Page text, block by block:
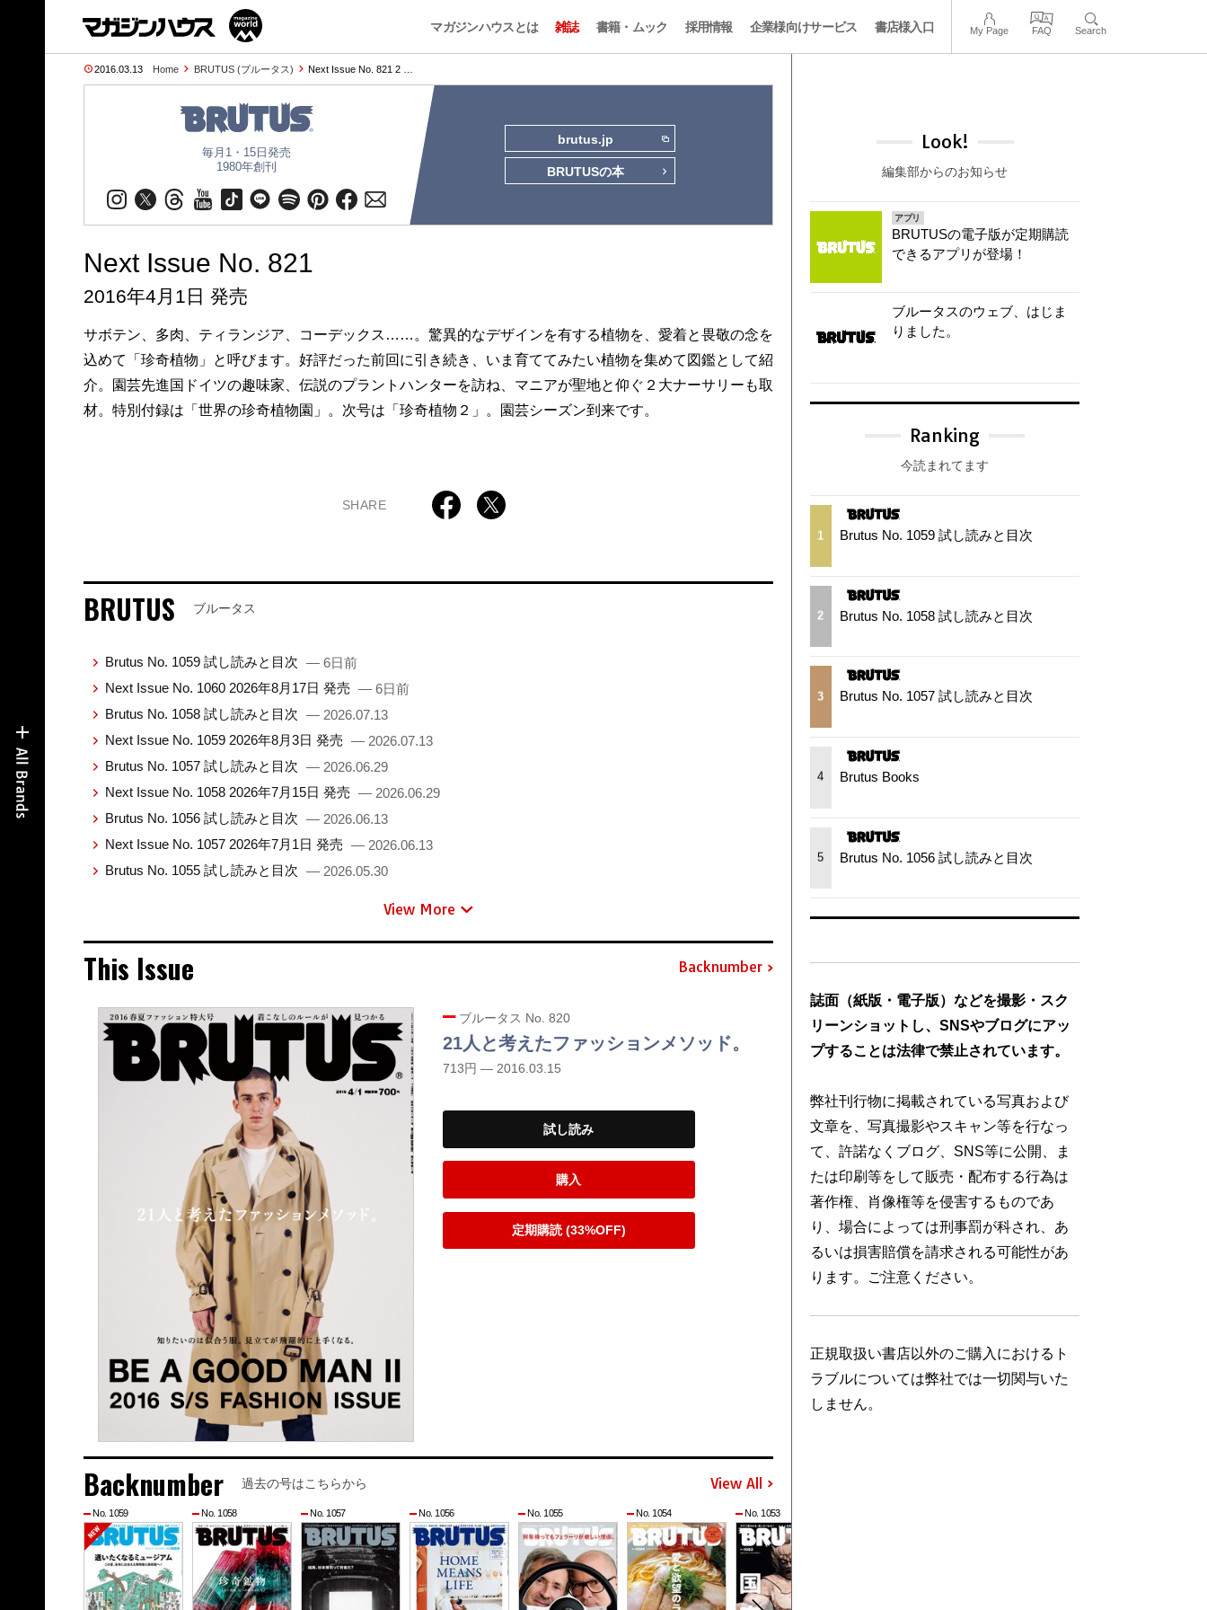
マガジンハウスとは 雑誌 書籍・ムック 採用情報 企業様向けサービス 書店様入口 My Page FAQ Search
2016.03.13 Home BRUTUS (ブルータス) Next Issue No. 821 2 …
毎月1・15日発売
1980年創刊
brutus.jp
BRUTUSの本
Next Issue No. 821
2016年4月1日 発売
サボテン、多肉、ティランジア、コーデックス……。驚異的なデザインを有する植物を、愛着と畏敬の念を
込めて「珍奇植物」と呼びます。好評だった前回に引き続き、いま育ててみたい植物を集めて図鑑として紹
介。園芸先進国ドイツの趣味家、伝説のプラントハンターを訪ね、マニアが聖地と仰ぐ２大ナーサリーも取
材。特別付録は「世界の珍奇植物園」。次号は「珍奇植物２」。園芸シーズン到来です。
SHARE
BRUTUS ブルータス
Brutus No. 1059 試し読みと目次 — 6日前
Next Issue No. 1060 2026年8月17日 発売 — 6日前
Brutus No. 1058 試し読みと目次 — 2026.07.13
Next Issue No. 1059 2026年8月3日 発売 — 2026.07.13
Brutus No. 1057 試し読みと目次 — 2026.06.29
Next Issue No. 1058 2026年7月15日 発売 — 2026.06.29
Brutus No. 1056 試し読みと目次 — 2026.06.13
Next Issue No. 1057 2026年7月1日 発売 — 2026.06.13
Brutus No. 1055 試し読みと目次 — 2026.05.30
View More
This Issue Backnumber
ブルータス No. 820
21人と考えたファッションメソッド。
713円 — 2016.03.15
試し読み
購入
定期購読 (33%OFF)
Backnumber 過去の号はこちらから View All
No. 1059 No. 1058 No. 1057 No. 1056 No. 1055 No. 1054 No. 1053
Look!
編集部からのお知らせ
アプリ
BRUTUSの電子版が定期購読
できるアプリが登場！
ブルータスのウェブ、はじま
りました。
Ranking
今読まれてます
1 Brutus No. 1059 試し読みと目次
2 Brutus No. 1058 試し読みと目次
3 Brutus No. 1057 試し読みと目次
4 Brutus Books
5 Brutus No. 1056 試し読みと目次
誌面（紙版・電子版）などを撮影・スク
リーンショットし、SNSやブログにアッ
プすることは法律で禁止されています。
弊社刊行物に掲載されている写真および
文章を、写真撮影やスキャン等を行なっ
て、許諾なくブログ、SNS等に公開、ま
たは印刷等をして販売・配布する行為は
著作権、肖像権等を侵害するものであ
り、場合によっては刑事罰が科され、あ
るいは損害賠償を請求される可能性があ
ります。ご注意ください。
正規取扱い書店以外のご購入におけるト
ラブルについては弊社では一切関与いた
しません。